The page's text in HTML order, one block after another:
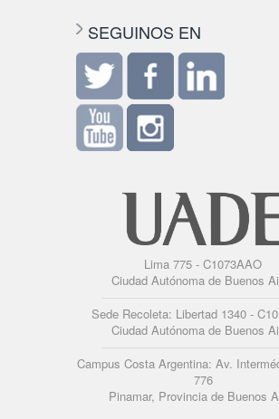
SEGUINOS EN
Lima 775 - C1073AAO
Ciudad Autónoma de Buenos
Sede Recoleta: Libertad 1340 -
Ciudad Autónoma de Buenos
Campus Costa Argentina: Av.
776
Pinamar, Provincia de Buenos